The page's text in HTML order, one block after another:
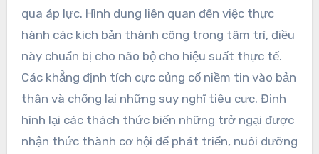
qua áp lực. Hình dung liên quan đến việc thực
hành các kịch bản thành công trong tâm trí, điều
này chuẩn bị cho não bộ cho hiệu suất thực tế.
Các khẳng định tích cực củng cố niềm tin vào bản
thân và chống lại những suy nghĩ tiêu cực. Định
hình lại các thách thức biến những trở ngại được
nhận thức thành cơ hội để phát triển, nuôi dưỡng